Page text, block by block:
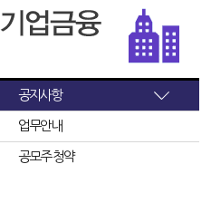
공지사항
업무안내
공모주 청약